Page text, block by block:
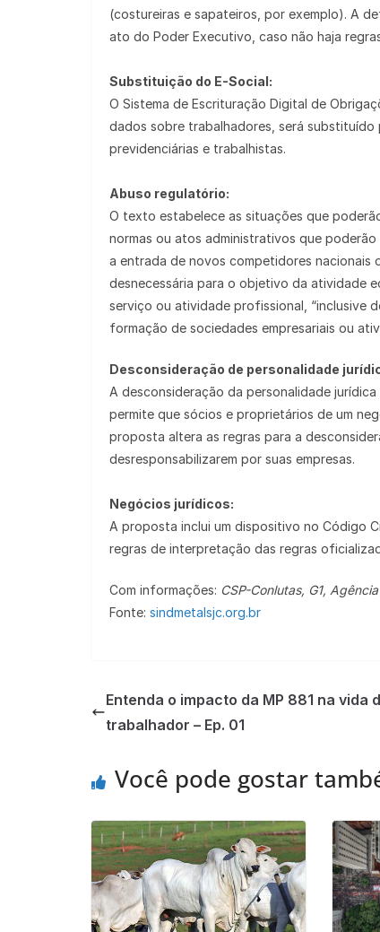
(costureiras e sapateiros, por exemplo). A
ato do Poder Executivo, caso não haja
Substituição do E-Social:
O Sistema de Escrituração Digital de
dados sobre trabalhadores, será
previdenciárias e trabalhistas.
Abuso regulatório:
O texto estabelece as situações que
normas ou atos administrativos que
a entrada de novos competidores nacionais
desnecessária para o objetivo da atividade
serviço ou atividade profissional, “inclusive
formação de sociedades empresariais ou
Desconsideração de personalidade
A desconsideração da personalidade
permite que sócios e proprietários de um
proposta altera as regras para a
desresponsabilizarem por suas empresas.
Negócios jurídicos:
A proposta inclui um dispositivo no Código
regras de interpretação das regras
Com informações: CSP-Conlutas, G1,
Fonte: sindmetalsjc.org.br
Entenda o impacto da MP 881 na vida
trabalhador – Ep. 01
Você pode gostar